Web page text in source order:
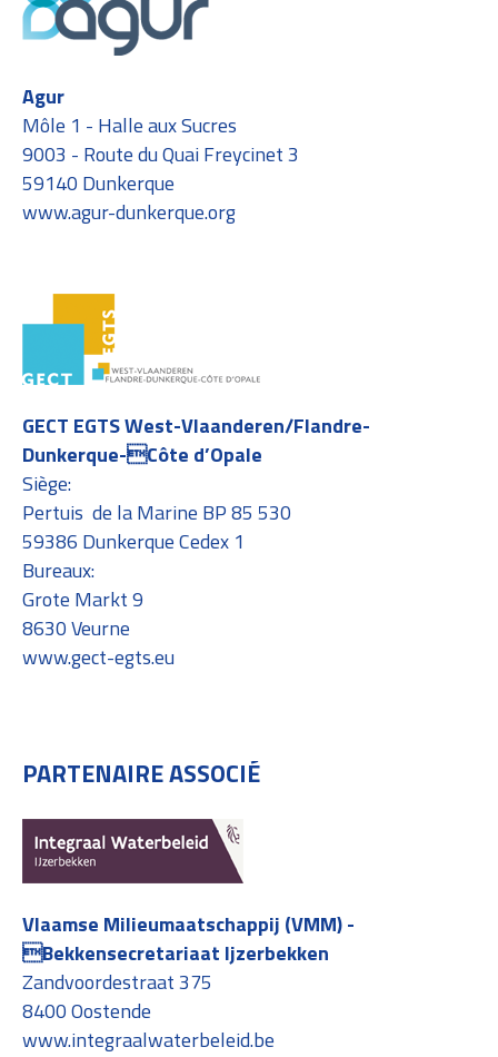
Agur
Môle 1 - Halle aux Sucres
9003 - Route du Quai Freycinet 3
59140 Dunkerque
www.agur-dunkerque.org
GECT EGTS West-Vlaanderen/Flandre-
Dunkerque-Côte d’Opale
Siège:
Pertuis de la Marine BP 85 530
59386 Dunkerque Cedex 1
Bureaux:
Grote Markt 9
8630 Veurne
www.gect-egts.eu
PARTENAIRE ASSOCIÉ
Vlaamse Milieumaatschappij (VMM) -
Bekkensecretariaat Ijzerbekken
Zandvoordestraat 375
8400 Oostende
www.integraalwaterbeleid.be